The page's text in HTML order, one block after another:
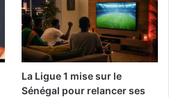
La Ligue 1 mise sur le
Sénégal pour relancer ses